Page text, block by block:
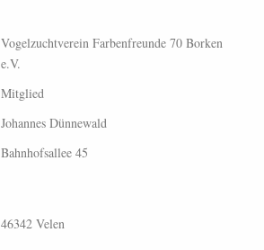
Vogelzuchtverein Farbenfreunde 70 Borken
e.V.
Mitglied
Johannes Dünnewald
Bahnhofsallee 45
46342 Velen